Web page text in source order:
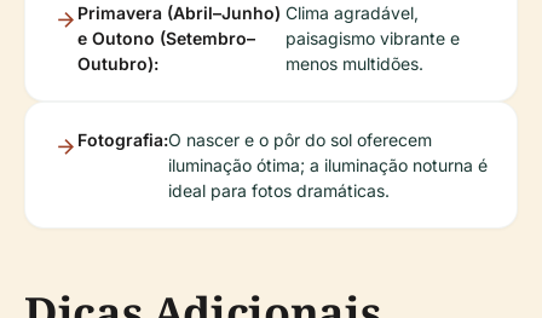
Primavera (Abril–Junho)
e Outono (Setembro–
Outubro):
Clima agradável,
paisagismo vibrante e
menos multidões.
Fotografia:O nascer e o pôr do sol oferecem
iluminação ótima; a iluminação noturna é
ideal para fotos dramáticas.